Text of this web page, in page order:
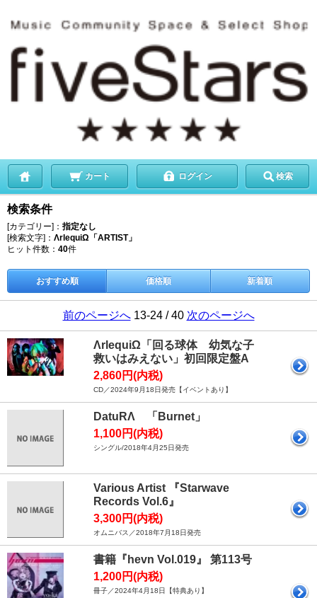
カート ログイン 検索
検索条件
[カテゴリー]： 指定なし
[検索文字]： ΛrlequiΩ「ARTIST」
ヒット件数： 40件
おすすめ順 価格順 新着順
前のページへ13-24 / 40 次のページへ
ΛrlequiΩ「回る球体 幼気な子
救いはみえない」初回限定盤A
2,860円(内税)
CD／2024年9月18日発売【イベントあり】
DatuRΛ 「Burnet」
1,100円(内税)
シングル/2018年4月25日発売
Various Artist 『Starwave
Records Vol.6』
3,300円(内税)
オムニバス／2018年7月18日発売
書籍『hevn Vol.019』 第113号
1,200円(内税)
冊子／2024年4月18日【特典あり】